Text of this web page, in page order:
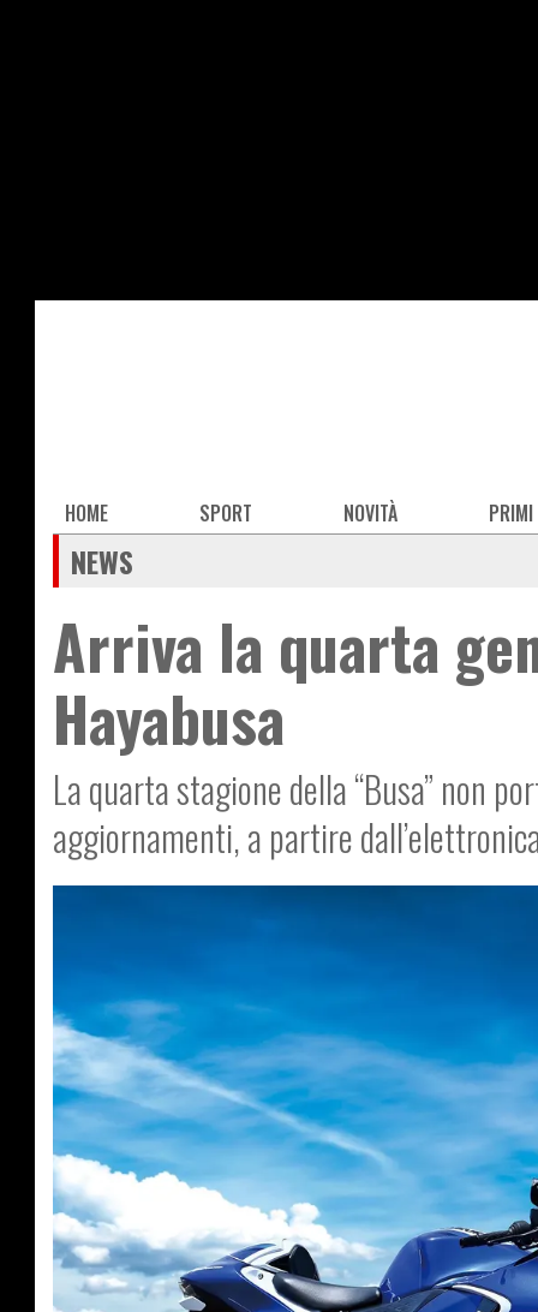
Main
navigation
HOME SPORT NOVITÀ PRIMI
NEWS
Arriva la quarta
Hayabusa
La quarta stagione della “Busa” non
aggiornamenti, a partire